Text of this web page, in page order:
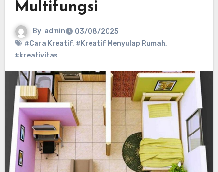
Multifungsi
By admin
03/08/2025
#Cara Kreatif, #Kreatif Menyulap Rumah,
#kreativitas